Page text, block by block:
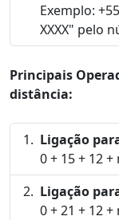
Exemplo:
XXXX" pelo
Principais
distância:
Ligação
0 + 15 + 12
Ligação
0 + 21 + 12